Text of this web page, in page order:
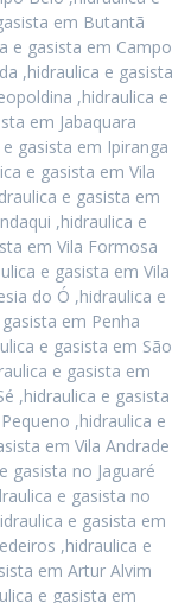
em Butantã
e gasista em Campo
,hidraulica e gasista
,hidraulica e
em Jabaquara
gasista em Ipiranga
e gasista em Vila
e gasista em
,hidraulica e
em Vila Formosa
e gasista em Vila
do Ó ,hidraulica e
em Penha
e gasista em São
e gasista em
,hidraulica e gasista
,hidraulica e
em Vila Andrade
gasista no Jaguaré
e gasista no
e gasista em
,hidraulica e
em Artur Alvim
e gasista em